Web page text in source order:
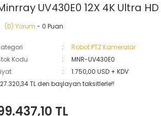
UV430E0 12X 4K Ultra
(0) Yorum - 0 Puan
Robot PTZ Kameralar
Kodu
MNR-UV430E0
1.750,00 USD + KDV
TL den başlayan taksitlerle!!
TL